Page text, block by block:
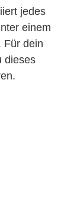
jedes
einem
Für dein
dieses